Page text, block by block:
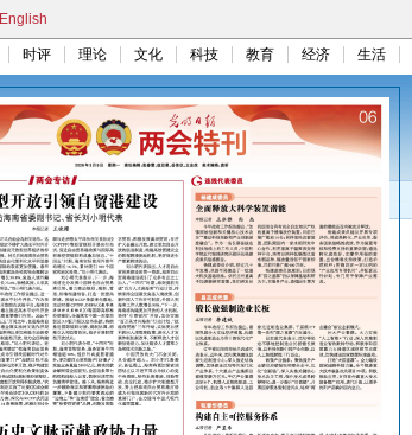
English
时评 理论 文化 科技 教育 经济 生活